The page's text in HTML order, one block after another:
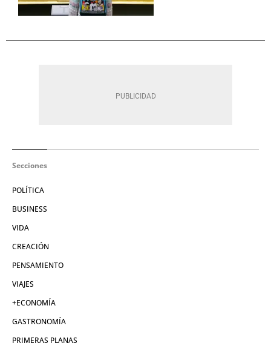
Secciones
POLÍTICA
BUSINESS
VIDA
CREACIÓN
PENSAMIENTO
VIAJES
+ECONOMÍA
GASTRONOMÍA
PRIMERAS PLANAS